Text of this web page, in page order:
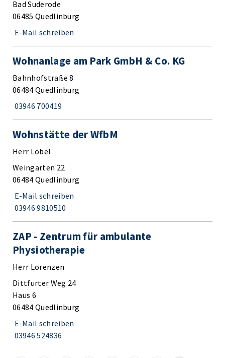
Bad Suderode
06485 Quedlinburg
E-Mail schreiben
Wohnanlage am Park GmbH & Co. KG
Bahnhofstraße 8
06484 Quedlinburg
03946 700419
Wohnstätte der WfbM
Herr Löbel
Weingarten 22
06484 Quedlinburg
E-Mail schreiben
03946 9810510
ZAP - Zentrum für ambulante
Physiotherapie
Herr Lorenzen
Dittfurter Weg 24
Haus 6
06484 Quedlinburg
E-Mail schreiben
03946 524836